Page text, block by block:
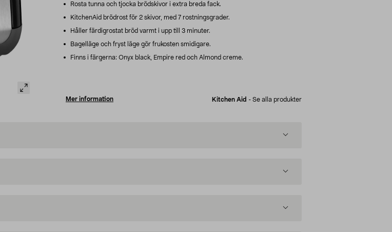
Rosta tunna och tjocka brödskivor i extra breda fack.
KitchenAid brödrost för 2 skivor, med 7 rostningsgrader.
Håller färdigrostat bröd varmt i upp till 3 minuter.
Bagelläge och fryst läge gör frukosten smidigare.
Finns i färgerna: Onyx black, Empire red och Almond creme.
Mer information Kitchen Aid - Se alla produkter